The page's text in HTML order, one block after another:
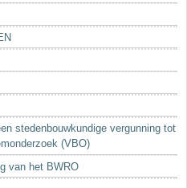
stedenbouwkundige vergunning tot
(VBO)
van het BWRO